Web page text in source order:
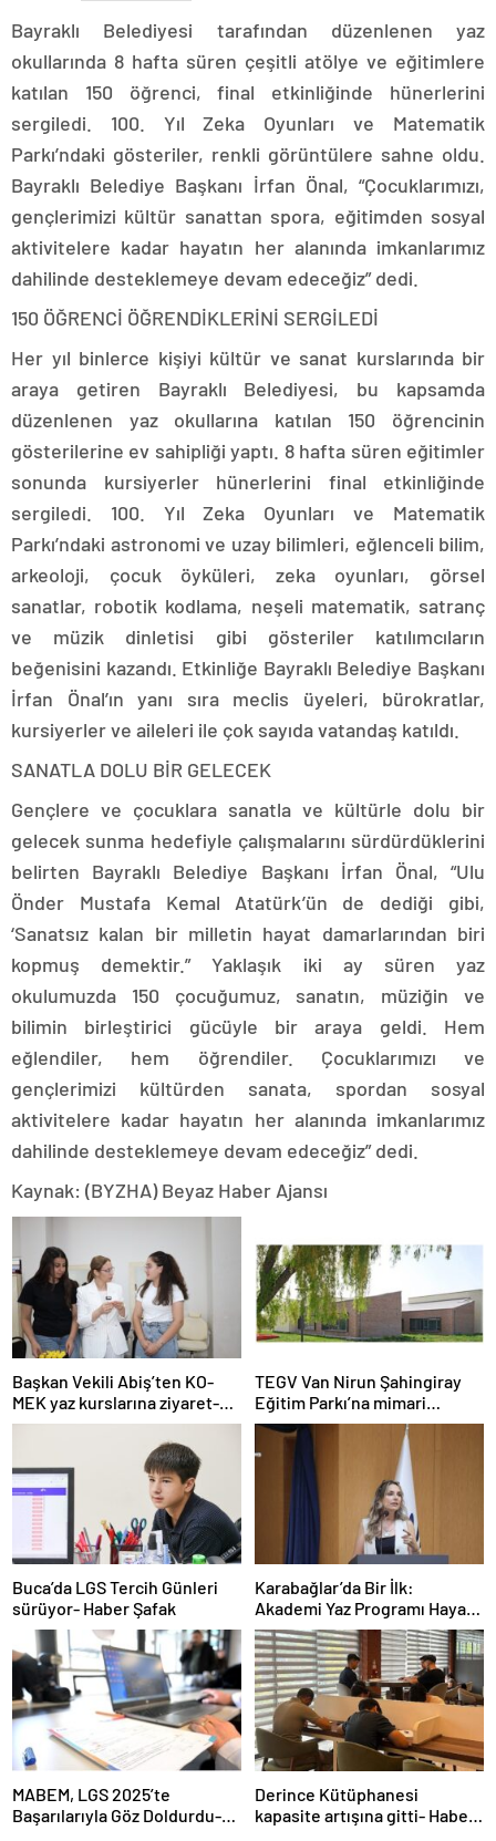
Bayraklı Belediyesi tarafından düzenlenen yaz
okullarında 8 hafta süren çeşitli atölye ve eğitimlere
katılan 150 öğrenci, final etkinliğinde hünerlerini
sergiledi. 100. Yıl Zeka Oyunları ve Matematik
Parkı’ndaki gösteriler, renkli görüntülere sahne oldu.
Bayraklı Belediye Başkanı İrfan Önal, “Çocuklarımızı,
gençlerimizi kültür sanattan spora, eğitimden sosyal
aktivitelere kadar hayatın her alanında imkanlarımız
dahilinde desteklemeye devam edeceğiz” dedi.
150 ÖĞRENCİ ÖĞRENDİKLERİNİ SERGİLEDİ
Her yıl binlerce kişiyi kültür ve sanat kurslarında bir
araya getiren Bayraklı Belediyesi, bu kapsamda
düzenlenen yaz okullarına katılan 150 öğrencinin
gösterilerine ev sahipliği yaptı. 8 hafta süren eğitimler
sonunda kursiyerler hünerlerini final etkinliğinde
sergiledi. 100. Yıl Zeka Oyunları ve Matematik
Parkı’ndaki astronomi ve uzay bilimleri, eğlenceli bilim,
arkeoloji, çocuk öyküleri, zeka oyunları, görsel
sanatlar, robotik kodlama, neşeli matematik, satranç
ve müzik dinletisi gibi gösteriler katılımcıların
beğenisini kazandı. Etkinliğe Bayraklı Belediye Başkanı
İrfan Önal’ın yanı sıra meclis üyeleri, bürokratlar,
kursiyerler ve aileleri ile çok sayıda vatandaş katıldı.
SANATLA DOLU BİR GELECEK
Gençlere ve çocuklara sanatla ve kültürle dolu bir
gelecek sunma hedefiyle çalışmalarını sürdürdüklerini
belirten Bayraklı Belediye Başkanı İrfan Önal, “Ulu
Önder Mustafa Kemal Atatürk’ün de dediği gibi,
‘Sanatsız kalan bir milletin hayat damarlarından biri
kopmuş demektir.” Yaklaşık iki ay süren yaz
okulumuzda 150 çocuğumuz, sanatın, müziğin ve
bilimin birleştirici gücüyle bir araya geldi. Hem
eğlendiler, hem öğrendiler. Çocuklarımızı ve
gençlerimizi kültürden sanata, spordan sosyal
aktivitelere kadar hayatın her alanında imkanlarımız
dahilinde desteklemeye devam edeceğiz” dedi.
Kaynak: (BYZHA) Beyaz Haber Ajansı
Başkan Vekili Abiş’ten KO-
MEK yaz kurslarına ziyaret-
Haber Şafak
TEGV Van Nirun Şahingiray
Eğitim Parkı’na mimari
tasarım ödülü- Haber Şafak
Buca’da LGS Tercih Günleri
sürüyor- Haber Şafak
Karabağlar’da Bir İlk:
Akademi Yaz Programı Hayata
Geçti- Haber Şafak
MABEM, LGS 2025’te
Başarılarıyla Göz Doldurdu-
Derince Kütüphanesi
kapasite artışına gitti- Haber